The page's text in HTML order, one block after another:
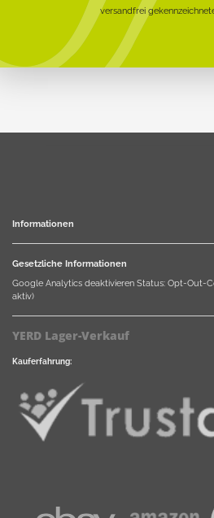
versandfrei
Informationen
Gesetzliche Informationen
Google Analytics deaktivieren Status: Opt-Out-
aktiv)
YERD Lager-Verkauf
Kauferfahrung: